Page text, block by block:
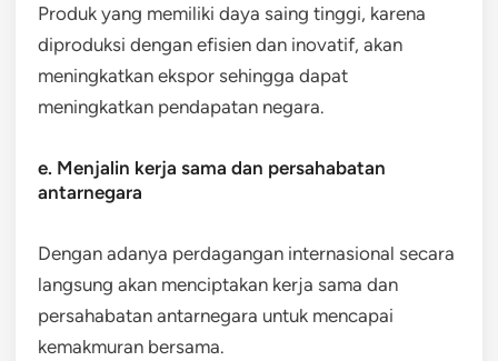
Produk yang memiliki daya saing tinggi, karena
diproduksi dengan efisien dan inovatif, akan
meningkatkan ekspor sehingga dapat
meningkatkan pendapatan negara.
e. Menjalin kerja sama dan persahabatan
antarnegara
Dengan adanya perdagangan internasional secara
langsung akan menciptakan kerja sama dan
persahabatan antarnegara untuk mencapai
kemakmuran bersama.